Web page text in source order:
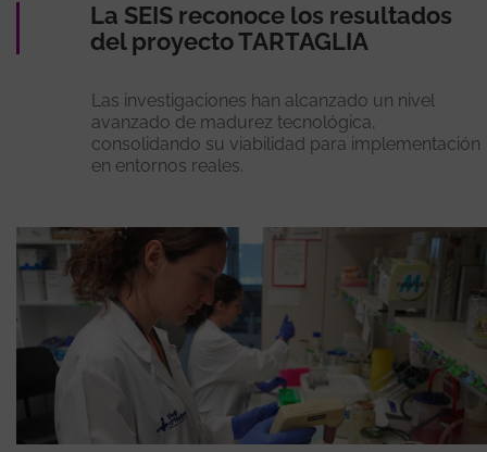
La SEIS reconoce los resultados
del proyecto TARTAGLIA
Las investigaciones han alcanzado un nivel
avanzado de madurez tecnológica,
consolidando su viabilidad para implementación
en entornos reales.